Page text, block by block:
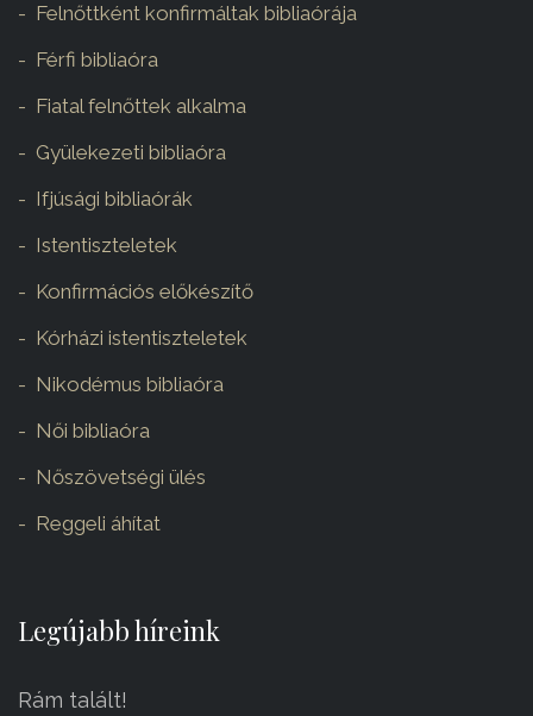
Felnőttként konfirmáltak bibliaórája
Férfi bibliaóra
Fiatal felnőttek alkalma
Gyülekezeti bibliaóra
Ifjúsági bibliaórák
Istentiszteletek
Konfirmációs előkészítő
Kórházi istentiszteletek
Nikodémus bibliaóra
Női bibliaóra
Nőszövetségi ülés
Reggeli áhítat
Legújabb híreink
Rám talált!